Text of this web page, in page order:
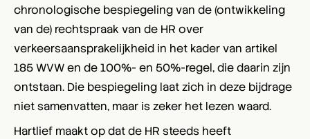
chronologische bespiegeling van de (ontwikkeling
van de) rechtspraak van de HR over
verkeersaansprakelijkheid in het kader van artikel
185 WVW en de 100%- en 50%-regel, die daarin zijn
ontstaan. Die bespiegeling laat zich in deze bijdrage
niet samenvatten, maar is zeker het lezen waard.
Hartlief maakt op dat de HR steeds heeft